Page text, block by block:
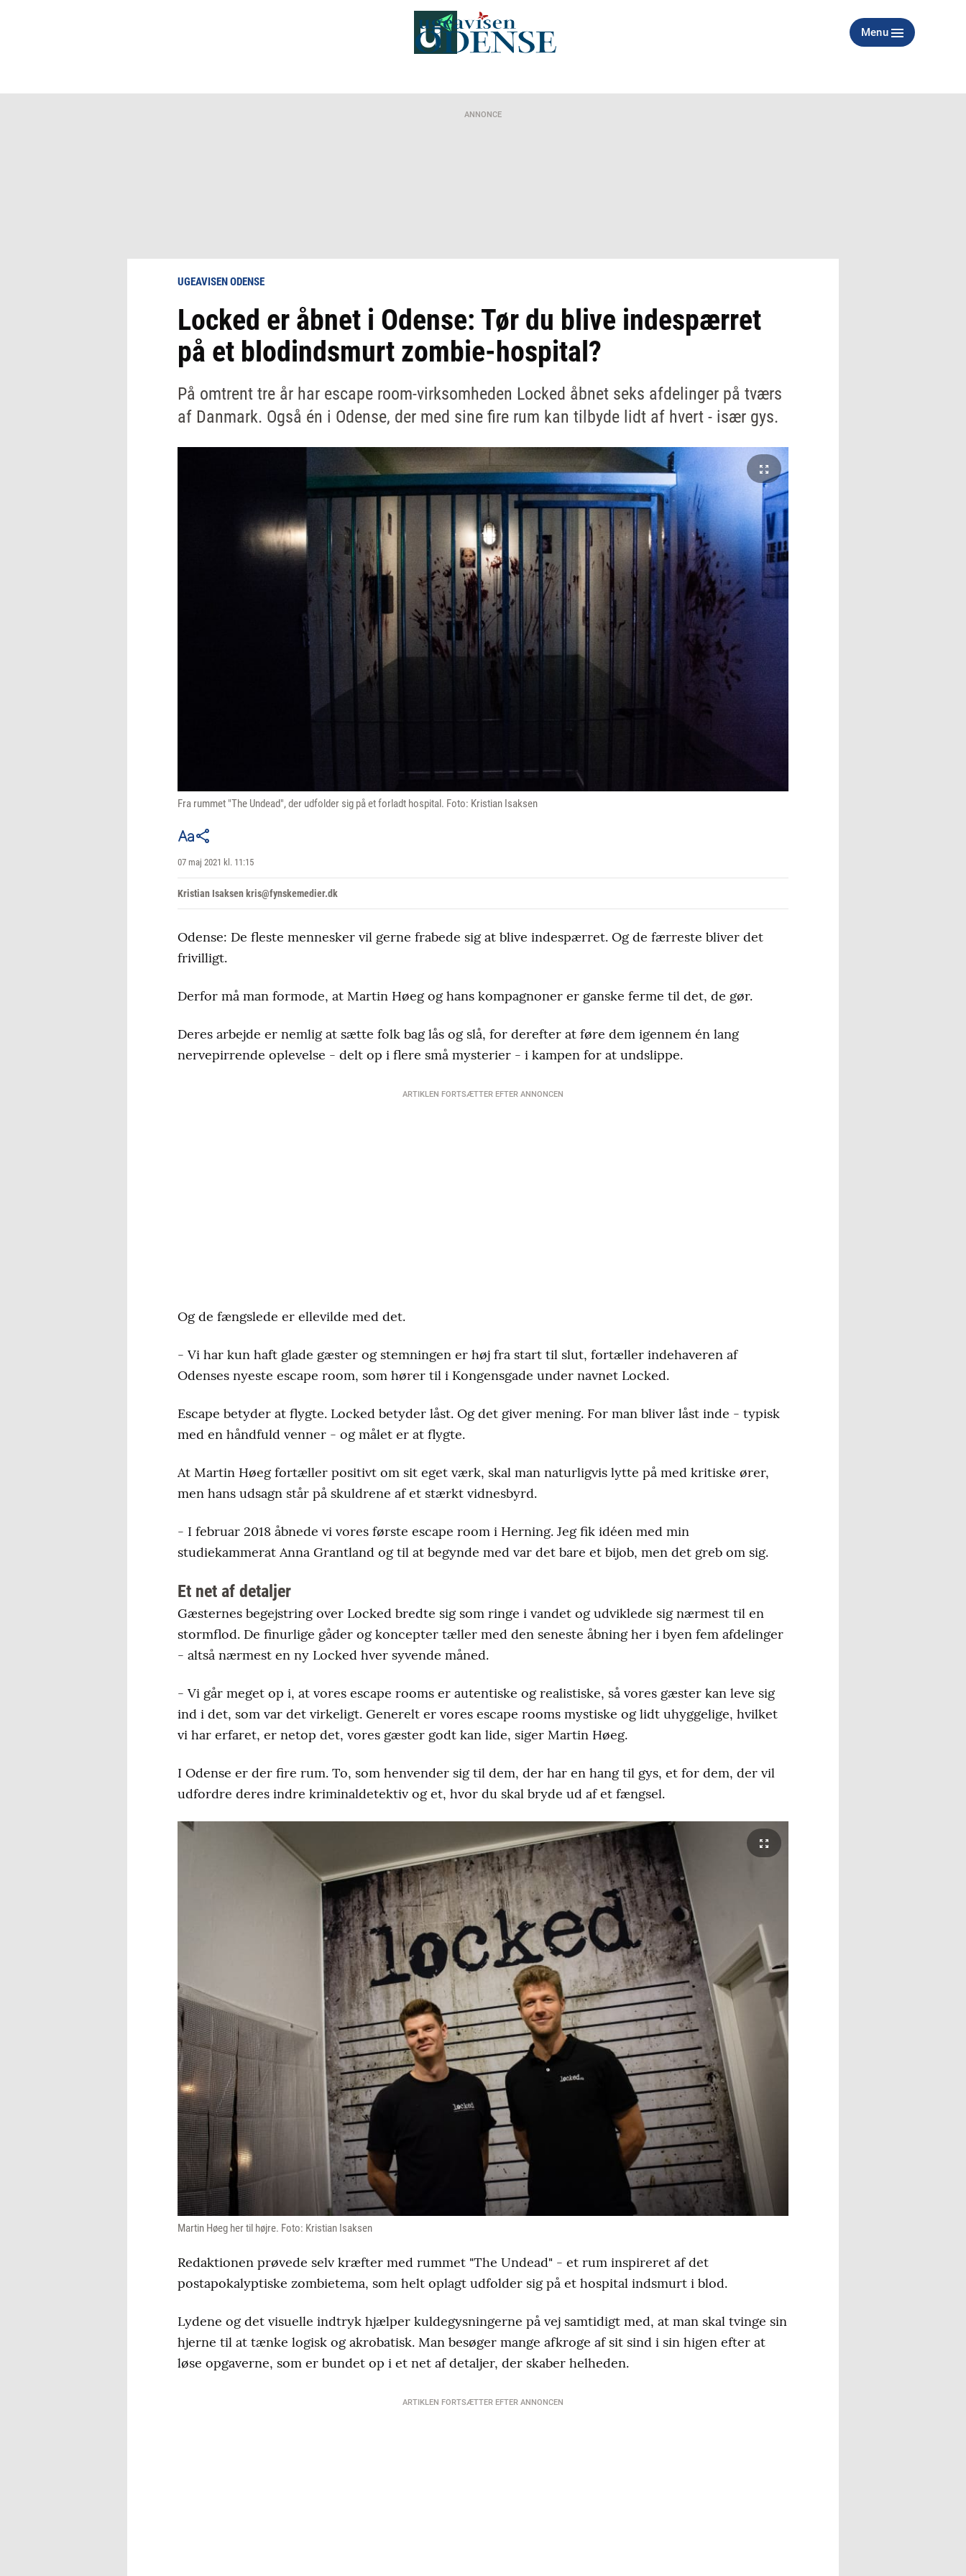
Menu
ANNONCE
UGEAVISEN ODENSE
Locked er åbnet i Odense: Tør du blive indespærret
på et blodindsmurt zombie-hospital?
På omtrent tre år har escape room-virksomheden Locked åbnet seks afdelinger på tværs
af Danmark. Også én i Odense, der med sine fire rum kan tilbyde lidt af hvert - især gys.
Fra rummet "The Undead", der udfolder sig på et forladt hospital. Foto: Kristian Isaksen
07 maj 2021 kl. 11:15
Kristian Isaksen kris@fynskemedier.dk
Odense: De fleste mennesker vil gerne frabede sig at blive indespærret. Og de færreste bliver det
frivilligt.
Derfor må man formode, at Martin Høeg og hans kompagnoner er ganske ferme til det, de gør.
Deres arbejde er nemlig at sætte folk bag lås og slå, for derefter at føre dem igennem én lang
nervepirrende oplevelse - delt op i flere små mysterier - i kampen for at undslippe.
ARTIKLEN FORTSÆTTER EFTER ANNONCEN
Og de fængslede er ellevilde med det.
- Vi har kun haft glade gæster og stemningen er høj fra start til slut, fortæller indehaveren af
Odenses nyeste escape room, som hører til i Kongensgade under navnet Locked.
Escape betyder at flygte. Locked betyder låst. Og det giver mening. For man bliver låst inde - typisk
med en håndfuld venner - og målet er at flygte.
At Martin Høeg fortæller positivt om sit eget værk, skal man naturligvis lytte på med kritiske ører,
men hans udsagn står på skuldrene af et stærkt vidnesbyrd.
- I februar 2018 åbnede vi vores første escape room i Herning. Jeg fik idéen med min
studiekammerat Anna Grantland og til at begynde med var det bare et bijob, men det greb om sig.
Et net af detaljer
Gæsternes begejstring over Locked bredte sig som ringe i vandet og udviklede sig nærmest til en
stormflod. De finurlige gåder og koncepter tæller med den seneste åbning her i byen fem afdelinger
- altså nærmest en ny Locked hver syvende måned.
- Vi går meget op i, at vores escape rooms er autentiske og realistiske, så vores gæster kan leve sig
ind i det, som var det virkeligt. Generelt er vores escape rooms mystiske og lidt uhyggelige, hvilket
vi har erfaret, er netop det, vores gæster godt kan lide, siger Martin Høeg.
I Odense er der fire rum. To, som henvender sig til dem, der har en hang til gys, et for dem, der vil
udfordre deres indre kriminaldetektiv og et, hvor du skal bryde ud af et fængsel.
Martin Høeg her til højre. Foto: Kristian Isaksen
Redaktionen prøvede selv kræfter med rummet "The Undead" - et rum inspireret af det
postapokalyptiske zombietema, som helt oplagt udfolder sig på et hospital indsmurt i blod.
Lydene og det visuelle indtryk hjælper kuldegysningerne på vej samtidigt med, at man skal tvinge sin
hjerne til at tænke logisk og akrobatisk. Man besøger mange afkroge af sit sind i sin higen efter at
løse opgaverne, som er bundet op i et net af detaljer, der skaber helheden.
ARTIKLEN FORTSÆTTER EFTER ANNONCEN